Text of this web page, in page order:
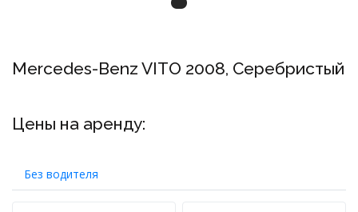
Mercedes-Benz VIТO 2008, Серебристый
Цены на аренду:
Без водителя